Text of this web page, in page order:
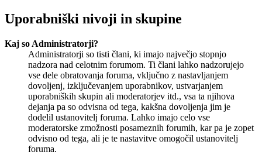
Uporabniški nivoji in skupine
Kaj so Administratorji?
Administratorji so tisti člani, ki imajo največjo stopnjo
nadzora nad celotnim forumom. Ti člani lahko nadzorujejo
vse dele obratovanja foruma, vključno z nastavljanjem
dovoljenj, izključevanjem uporabnikov, ustvarjanjem
uporabniških skupin ali moderatorjev itd., vsa ta njihova
dejanja pa so odvisna od tega, kakšna dovoljenja jim je
dodelil ustanovitelj foruma. Lahko imajo celo vse
moderatorske zmožnosti posameznih forumih, kar pa je zopet
odvisno od tega, ali je te nastavitve omogočil ustanovitelj
foruma.